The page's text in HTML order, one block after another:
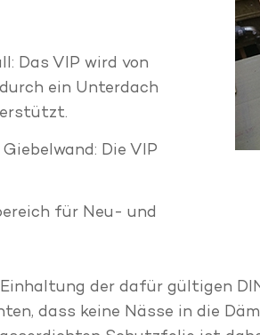
Das VIP wird von
ein Unterdach
Die VIP
für Neu- und
der dafür gültigen
dass keine Nässe in die